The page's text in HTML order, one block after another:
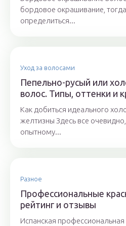
бордовое окрашивание,
определиться...
Уход за волосами
Пепельно-русый или
волос. Типы, оттенки и
Как добиться идеального
желтизны Здесь все
опытному...
Разное
Профессиональные
рейтинг и отзывы
Испанская